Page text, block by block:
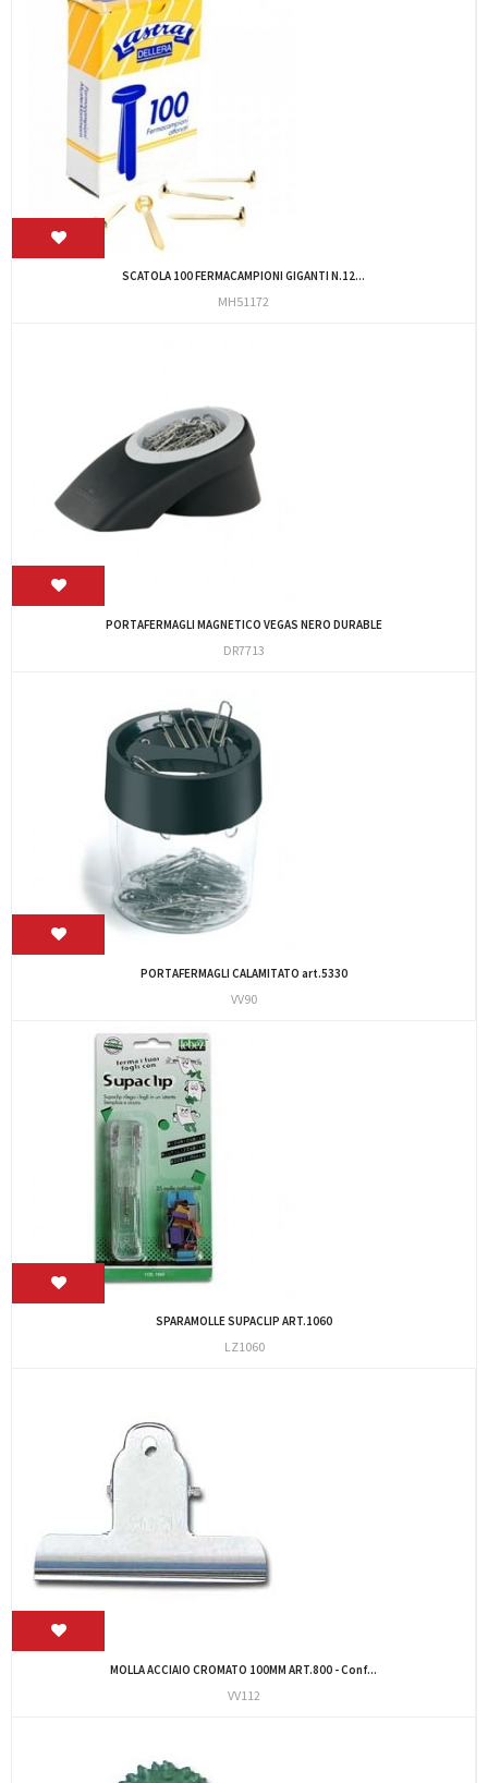
SCATOLA 100 FERMACAMPIONI GIGANTI N.12...
MH51172
PORTAFERMAGLI MAGNETICO VEGAS NERO DURABLE
DR7713
PORTAFERMAGLI CALAMITATO art.5330
VV90
SPARAMOLLE SUPACLIP ART.1060
LZ1060
MOLLA ACCIAIO CROMATO 100MM ART.800 - Conf...
VV112